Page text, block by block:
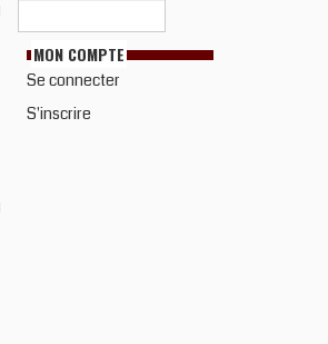
MON COMPTE
Se connecter
S'inscrire